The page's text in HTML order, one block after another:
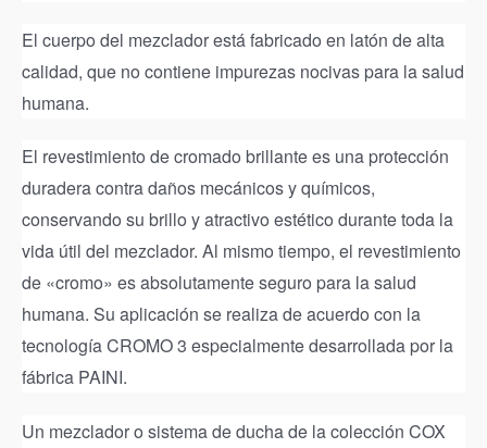
El cuerpo del mezclador está fabricado en latón de alta
calidad, que no contiene impurezas nocivas para la salud
humana.
El revestimiento de cromado brillante es una protección
duradera contra daños mecánicos y químicos,
conservando su brillo y atractivo estético durante toda la
vida útil del mezclador. Al mismo tiempo, el revestimiento
de «cromo» es absolutamente seguro para la salud
humana. Su aplicación se realiza de acuerdo con la
tecnología CROMO 3 especialmente desarrollada por la
fábrica PAINI.
Un mezclador o sistema de ducha de la colección COX